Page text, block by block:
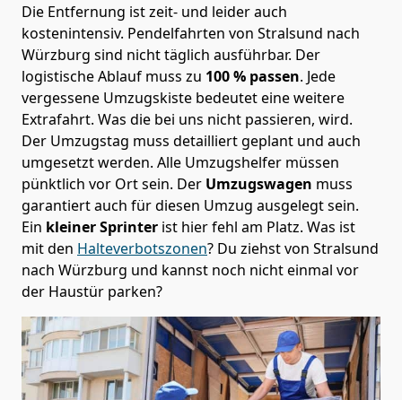
Die Entfernung ist zeit- und leider auch
kostenintensiv. Pendelfahrten von Stralsund nach
Würzburg sind nicht täglich ausführbar. Der
logistische Ablauf muss zu 100 % passen. Jede
vergessene Umzugskiste bedeutet eine weitere
Extrafahrt. Was die bei uns nicht passieren, wird.
Der Umzugstag muss detailliert geplant und auch
umgesetzt werden. Alle Umzugshelfer müssen
pünktlich vor Ort sein. Der Umzugswagen muss
garantiert auch für diesen Umzug ausgelegt sein.
Ein kleiner Sprinter ist hier fehl am Platz. Was ist
mit den Halteverbotszonen? Du ziehst von Stralsund
nach Würzburg und kannst noch nicht einmal vor
der Haustür parken?